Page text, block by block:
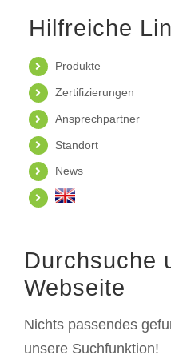
Hilfreiche
Produkte
Zertifizierungen
Ansprechpartner
Standort
News
Durchsuche
Webseite
Nichts passendes
unsere Suchfunktion!